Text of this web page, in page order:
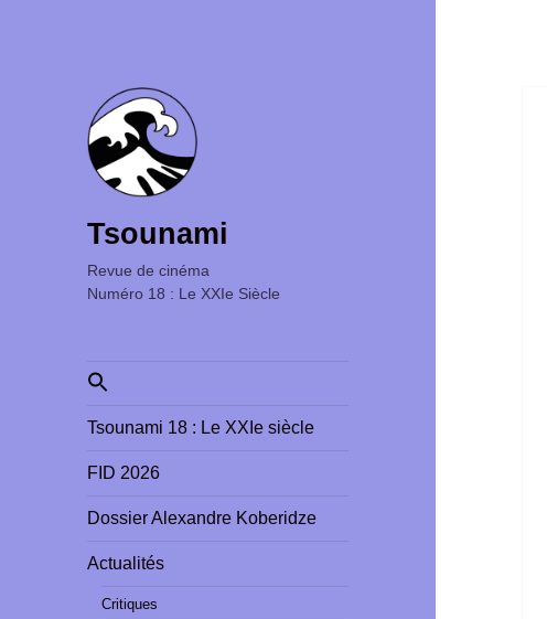
Tsounami
Revue de cinéma ‎ ‎ ‎ ‎ ‎ ‎ ‎ ‎ ‎ ‎ ‎ ‎ ‎ ‎ ‎ ‎ ‎ ‎ ‎ ‎ ‎ ‎ ‎ ‎ ‎ ‎
Numéro 18 : Le XXIe Siècle
Search
for:
Tsounami 18 : Le XXIe siècle
FID 2026
Dossier Alexandre Koberidze
Actualités
Critiques